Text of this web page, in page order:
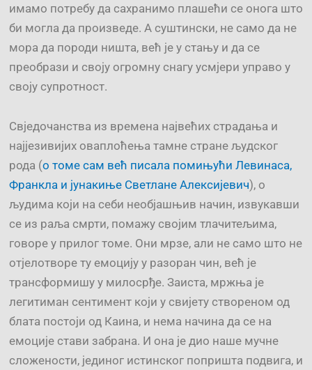
имамо потребу да сахранимо плашећи се онога што
би могла да произведе. А суштински, не само да не
мора да породи ништа, већ је у стању и да се
преобрази и своју огромну снагу усмјери управо у
своју супротност.
Свједочанства из времена највећих страдања и
најјезивијих оваплоћења тамне стране људског
рода (о томе сам већ писала помињући Левинаса,
Франкла и јунакиње Светлане Алексијевич), о
људима који на себи необјашњив начин, извукавши
се из раља смрти, помажу својим тлачитељима,
говоре у прилог томе. Они мрзе, али не само што не
отјелотворе ту емоцију у разоран чин, већ је
трансформишу у милосрђе. Заиста, мржња је
легитиман сентимент који у свијету створеном од
блата постоји од Каина, и нема начина да се на
емоције стави забрана. И она је дио наше мучне
сложености, јединог истинског попришта подвига, и